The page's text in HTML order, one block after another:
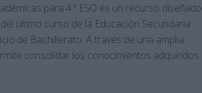
para 4.º ESO es un recurso diseñado
último curso de la Educación Secundaria
de Bachillerato. A través de una amplia
consolidar los conocimientos adquiridos